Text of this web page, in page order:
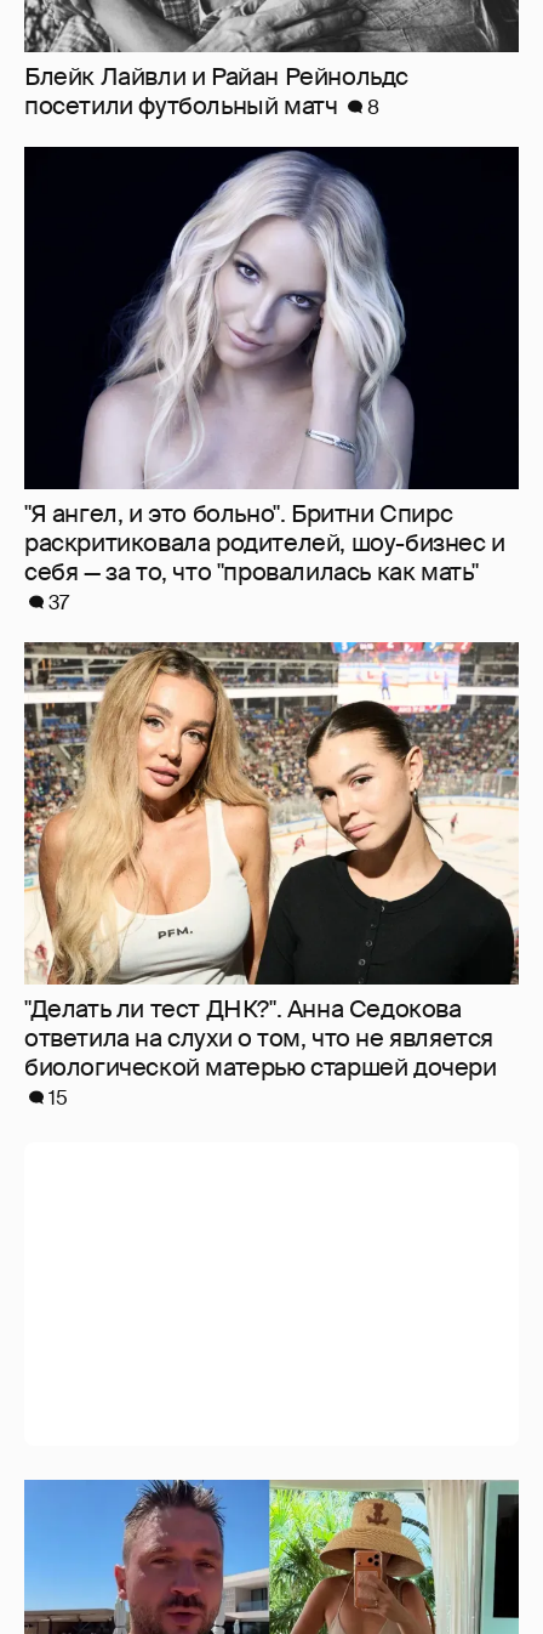
"Я ангел, и это больно". Бритни Спирс
раскритиковала родителей, шоу-бизнес и
себя — за то, что "провалилась как мать"
"Делать ли тест ДНК?". Анна Седокова
ответила на слухи о том, что не является
биологической матерью старшей дочери
15